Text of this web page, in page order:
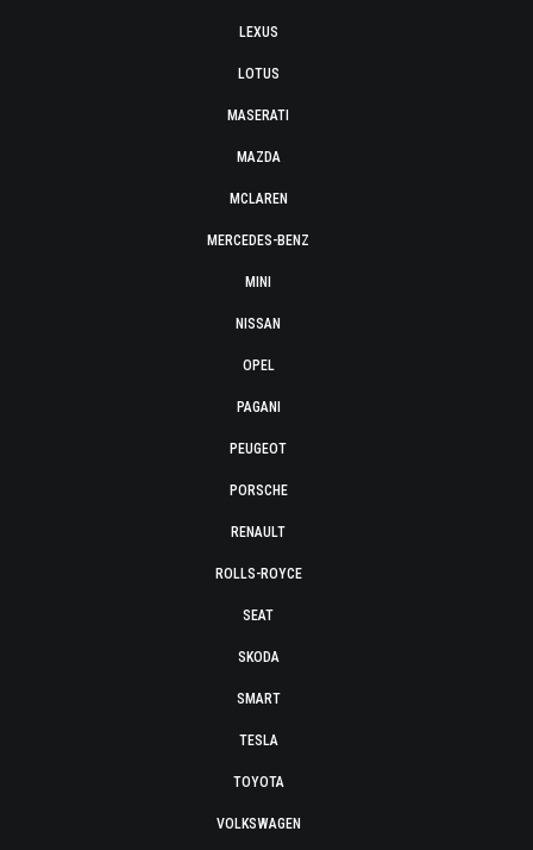
LEXUS
LOTUS
MASERATI
MAZDA
MCLAREN
MERCEDES-BENZ
MINI
NISSAN
OPEL
PAGANI
PEUGEOT
PORSCHE
RENAULT
ROLLS-ROYCE
SEAT
SKODA
SMART
TESLA
TOYOTA
VOLKSWAGEN